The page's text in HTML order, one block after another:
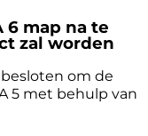
6 map na te
zal worden
om de
5 met behulp van